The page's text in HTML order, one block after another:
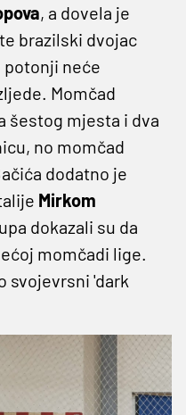
, a dovela je
brazilski dvojac
potonji neće
Momčad
šestog mjesta i dva
no momčad
dodatno je
Mirkom
dokazali su da
momčadi lige.
svojevrsni 'dark